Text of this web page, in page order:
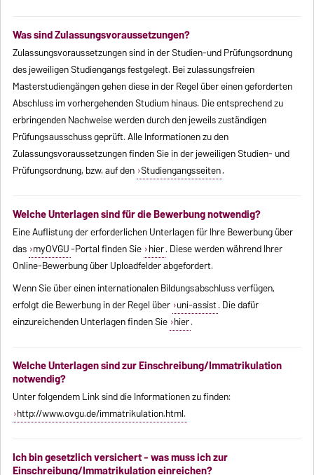
Was sind Zulassungsvoraussetzungen?
Zulassungsvoraussetzungen sind in der Studien-und Prüfungsordnung
des jeweiligen Studiengangs festgelegt. Bei zulassungsfreien
Masterstudiengängen gehen diese in der Regel über einen geforderten
Abschluss im vorhergehenden Studium hinaus. Die entsprechend zu
erbringenden Nachweise werden durch den jeweils zuständigen
Prüfungsausschuss geprüft. Alle Informationen zu den
Zulassungsvoraussetzungen finden Sie in der jeweiligen Studien- und
Prüfungsordnung, bzw. auf den Studiengangsseiten.
Welche Unterlagen sind für die Bewerbung notwendig?
Eine Auflistung der erforderlichen Unterlagen für Ihre Bewerbung über
das myOVGU-Portal finden Sie hier. Diese werden während Ihrer
Online-Bewerbung über Uploadfelder abgefordert.
Wenn Sie über einen internationalen Bildungsabschluss verfügen,
erfolgt die Bewerbung in der Regel über uni-assist. Die dafür
einzureichenden Unterlagen finden Sie hier.
Welche Unterlagen sind zur Einschreibung/Immatrikulation
notwendig?
Unter folgendem Link sind die Informationen zu finden:
http://www.ovgu.de/immatrikulation.html.
Ich bin gesetzlich versichert - was muss ich zur
Einschreibung/Immatrikulation einreichen?